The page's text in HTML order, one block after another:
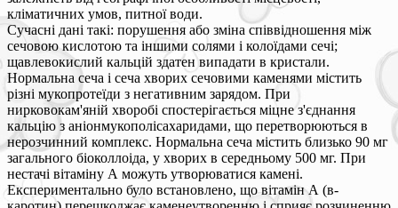
кліматичних умов, питної води.
Сучасні дані такі: порушення або зміна співвідношення між
сечовою кислотою та іншими солями і колоїдами сечі;
щавлевокислий кальцій здатен випадати в кристали.
Нормальна сеча і сеча хворих сечовими каменями містить
різні мукопротеїди з негативним зарядом. При
нирковокам'яній хворобі спостерігається міцне з'єднання
кальцію з аніонмукополісахаридами, що перетворюються в
нерозчинний комплекс. Нормальна сеча містить близько 90 мг
загального біоколлоіда, у хворих в середньому 500 мг. При
нестачі вітаміну А можуть утворюватися камені.
Експериментально було встановлено, що вітамін А (в-